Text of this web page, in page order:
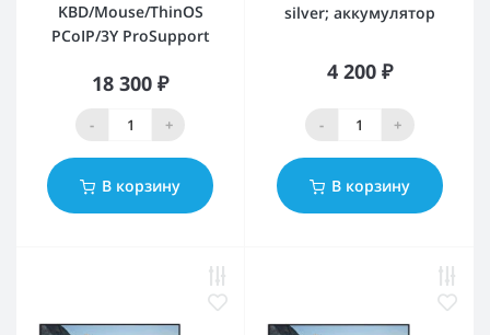
KBD/Mouse/ThinOS
PCoIP/3Y ProSupport
18 300 ₽
- +
В корзину
silver; аккумулятор
4 200 ₽
- +
В корзину